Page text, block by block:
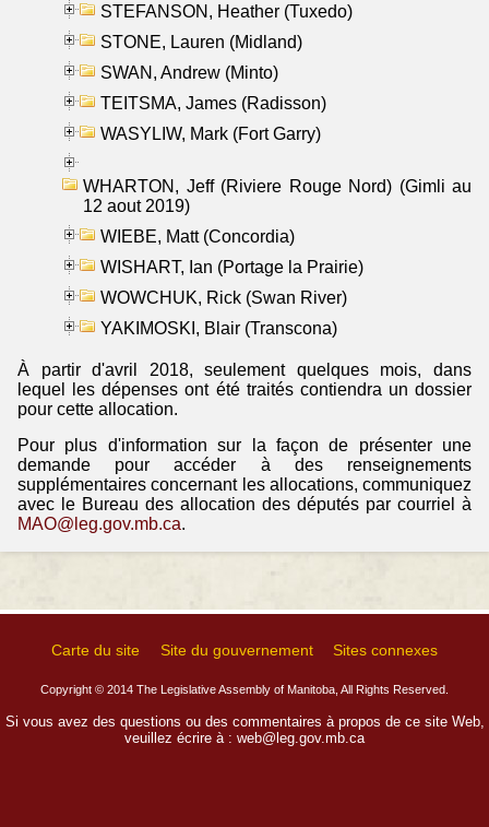
STEFANSON, Heather (Tuxedo)
STONE, Lauren (Midland)
SWAN, Andrew (Minto)
TEITSMA, James (Radisson)
WASYLIW, Mark (Fort Garry)
WHARTON, Jeff (Riviere Rouge Nord) (Gimli au
12 aout 2019)
WIEBE, Matt (Concordia)
WISHART, Ian (Portage la Prairie)
WOWCHUK, Rick (Swan River)
YAKIMOSKI, Blair (Transcona)
À partir d'avril 2018, seulement quelques mois, dans
lequel les dépenses ont été traités contiendra un dossier
pour cette allocation.
Pour plus d'information sur la façon de présenter une
demande pour accéder à des renseignements
supplémentaires concernant les allocations, communiquez
avec le Bureau des allocation des députés par courriel à
MAO@leg.gov.mb.ca.
Carte du site Site du gouvernement Sites connexes
Copyright © 2014 The Legislative Assembly of Manitoba, All Rights Reserved.
Si vous avez des questions ou des commentaires à propos de ce site Web,
veuillez écrire à : web@leg.gov.mb.ca